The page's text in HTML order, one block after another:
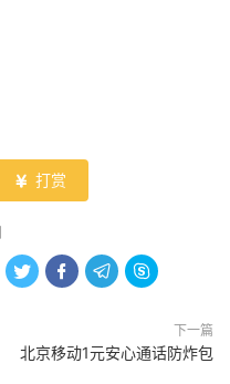
 打赏
   
下一篇
北京移动1元安心通话防炸包